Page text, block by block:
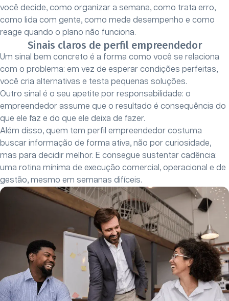
você decide, como organizar a semana, como trata erro,
como lida com gente, como mede desempenho e como
reage quando o plano não funciona.
Sinais claros de perfil empreendedor
Um sinal bem concreto é a forma como você se relaciona
com o problema: em vez de esperar condições perfeitas,
você cria alternativas e testa pequenas soluções.
Outro sinal é o seu apetite por responsabilidade: o
empreendedor assume que o resultado é consequência do
que ele faz e do que ele deixa de fazer.
Além disso, quem tem perfil empreendedor costuma
buscar informação de forma ativa, não por curiosidade,
mas para decidir melhor. E consegue sustentar cadência:
uma rotina mínima de execução comercial, operacional e de
gestão, mesmo em semanas difíceis.